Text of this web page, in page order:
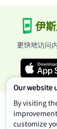
伊
更快地访问
Our website
By visiting
customize